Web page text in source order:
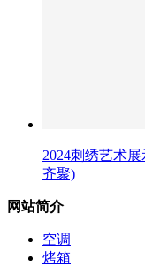
2024刺绣艺术
齐聚)
网站简介
空调
烤箱